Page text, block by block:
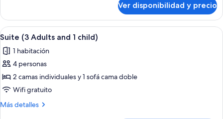
Adult
and
1
child)
Ocean
View
(1
and
Ver disponibilidad y precio
Ver
todas
las
fotos
de
Suite
(3
Habitación de hotel con cama, sofá,
6
Suite (3 Adults and 1 child)
1 habitación
4 personas
2 camas individuales y 1 sofá cama doble
Wifi gratuito
Más detalles
Más